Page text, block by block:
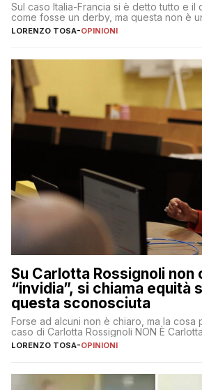
Sul caso Italia-Francia si è detto tutto e il
come fosse un derby, ma questa non è
LORENZO TOSA-OPINIONI
Su Carlotta Rossignoli non
“invidia”, si chiama equità
questa sconosciuta
Forse ad alcuni non è chiaro, ma la cosa
caso di Carlotta Rossignoli NON È
LORENZO TOSA-OPINIONI